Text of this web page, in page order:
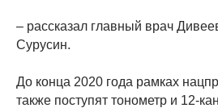
– рассказал главный врач
Сурусин.
До конца 2020 года рамках
также поступят тонометр и 12-